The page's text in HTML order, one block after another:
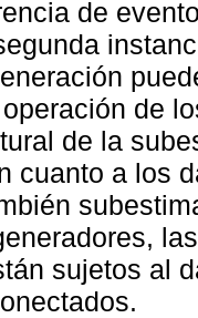
de
de
de la
cuanto a los
sujetos al